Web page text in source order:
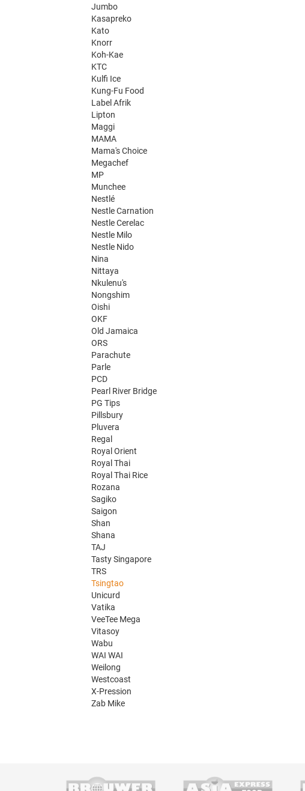
Jumbo
Kasapreko
Kato
Knorr
Koh-Kae
KTC
Kulfi Ice
Kung-Fu Food
Label Afrik
Lipton
Maggi
MAMA
Mama's Choice
Megachef
MP
Munchee
Nestlé
Nestle Carnation
Nestle Cerelac
Nestle Milo
Nestle Nido
Nina
Nittaya
Nkulenu's
Nongshim
Oishi
OKF
Old Jamaica
ORS
Parachute
Parle
PCD
Pearl River Bridge
PG Tips
Pillsbury
Pluvera
Regal
Royal Orient
Royal Thai
Royal Thai Rice
Rozana
Sagiko
Saigon
Shan
Shana
TAJ
Tasty Singapore
TRS
Tsingtao
Unicurd
Vatika
VeeTee Mega
Vitasoy
Wabu
WAI WAI
Weilong
Westcoast
X-Pression
Zab Mike